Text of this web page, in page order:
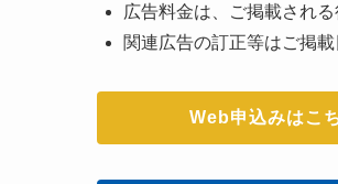
広告料金は、ご掲載され
関連広告の訂正等はご掲
Web申込みはこ